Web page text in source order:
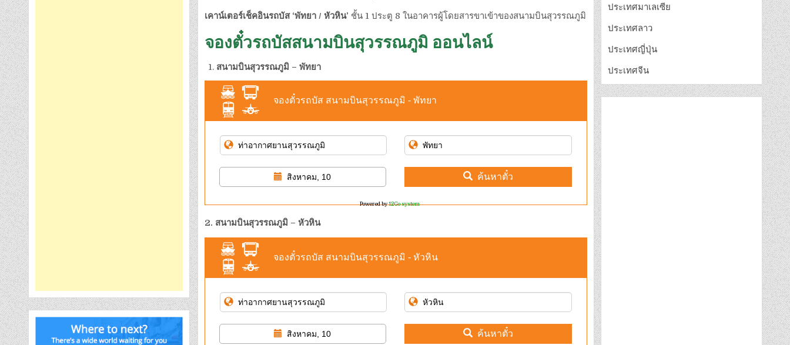
เคาน์เตอร์เช็คอินรถบัส ‘พัทยา / หัวหิน’ ชั้น 1 ประตู 8 ในอาคารผู้โดยสารขาเข้าของสนามบินสุวรรณภูมิ
จองตั๋วรถบัสสนามบินสุวรรณภูมิ ออนไลน์
สนามบินสุวรรณภูมิ – พัทยา
จองตั๋วรถบัส สนามบินสุวรรณภูมิ - พัทยา
สิงหาคม, 10 ค้นหาตั๋ว
Powered by12Go system
2. สนามบินสุวรรณภูมิ – หัวหิน
จองตั๋วรถบัส สนามบินสุวรรณภูมิ - หัวหิน
สิงหาคม, 10 ค้นหาตั๋ว
ประเทศมาเลเซีย
ประเทศลาว
ประเทศญี่ปุ่น
ประเทศจีน